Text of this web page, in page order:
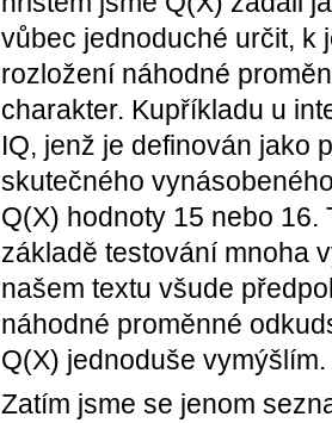
vůbec jednoduché určit, k
rozložení náhodné
charakter. Kupříkladu u
IQ, jenž je definován jako
skutečného
Q(X) hodnoty 15 nebo
základě testování mnoha
našem textu všude
náhodné proměnné
Q(X) jednoduše vymýšlím.
Zatím jsme se jenom